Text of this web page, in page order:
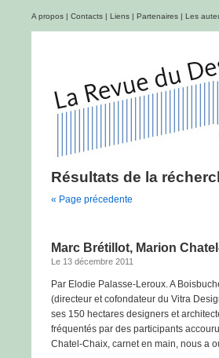
A propos | Contacts | Liens | Partenaires | Les
Résultats de la
« Page précedente
Marc Brétillot, Marion
Le 13 décembre 2011
Par Elodie Palasse-Leroux. A
(directeur et cofondateur du Vitra
ses 150 hectares designers et
fréquentés par des participants
Chatel-Chaix, carnet en main, nous a